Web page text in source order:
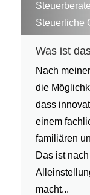
Steuerliche
Was ist
Nach
die
dass
einem
familiären
Das ist
macht...